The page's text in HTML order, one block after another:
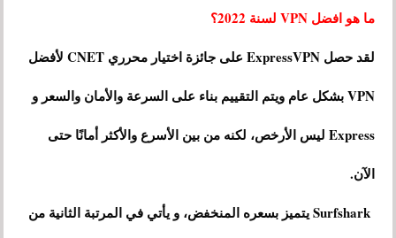
ما هو افضل VPN لسنة 2022؟
لقد حصل ExpressVPN على جائزة اختيار محرري CNET لأفضل
VPN بشكل عام ويتم التقييم بناء على السرعة والأمان والسعر و
Express ليس الأرخص، لكنه من بين الأسرع والأكثر أمانًا حتى
الآن.
Surfshark يتميز بسعره المنخفض، و يأتي في المرتبة الثانية من